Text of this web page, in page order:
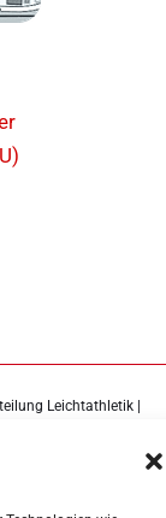
Leichtathletik |